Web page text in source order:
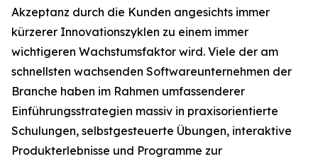
Akzeptanz durch die Kunden angesichts immer
kürzerer Innovationszyklen zu einem immer
wichtigeren Wachstumsfaktor wird. Viele der am
schnellsten wachsenden Softwareunternehmen der
Branche haben im Rahmen umfassenderer
Einführungsstrategien massiv in praxisorientierte
Schulungen, selbstgesteuerte Übungen, interaktive
Produkterlebnisse und Programme zur